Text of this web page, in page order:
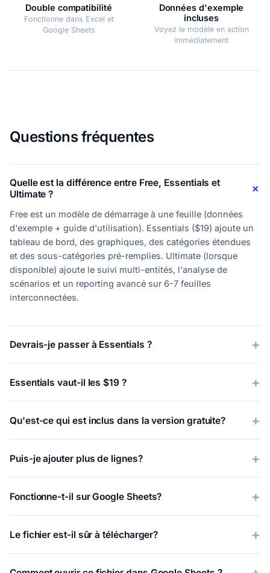
Double compatibilité
Fonctionne dans Excel et
Google Sheets
Données d'exemple
incluses
Voyez le modèle en action
immédiatement
Questions fréquentes
Quelle est la différence entre Free, Essentials et
Ultimate ?
Free est un modèle de démarrage à une feuille (données
d'exemple + guide d'utilisation). Essentials ($19) ajoute un
tableau de bord, des graphiques, des catégories étendues
et des sous-catégories pré-remplies. Ultimate (lorsque
disponible) ajoute le suivi multi-entités, l'analyse de
scénarios et un reporting avancé sur 6-7 feuilles
interconnectées.
Devrais-je passer à Essentials ?
Essentials vaut-il les $19 ?
Qu'est-ce qui est inclus dans la version gratuite?
Puis-je ajouter plus de lignes?
Fonctionne-t-il sur Google Sheets?
Le fichier est-il sûr à télécharger?